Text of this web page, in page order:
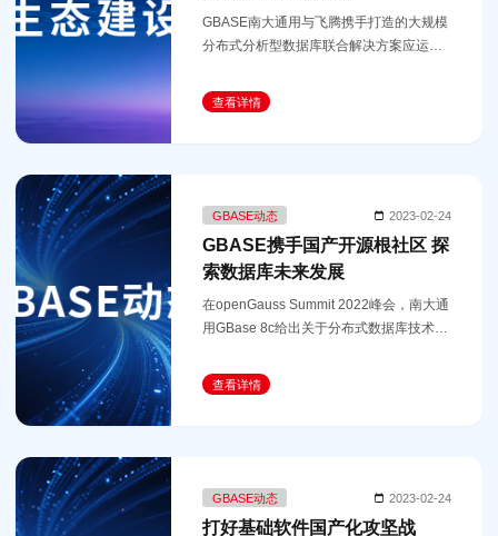
GBASE南大通用与飞腾携手打造的大规模
分布式分析型数据库联合解决方案应运而
查看详情
GBASE动态 2023-02-24
GBASE携手国产开源根社区 探
索数据库未来发展
在openGauss Summit 2022峰会，南大通
用GBase 8c给出关于分布式数据库技术及
理、数据分布、分布式特性、高可用、运
维管理核心技术方面均表现不俗。
查看详情
GBASE动态 2023-02-24
打好基础软件国产化攻坚战